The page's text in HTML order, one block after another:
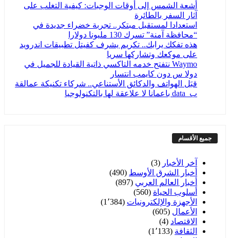
أشعة الشمس إلى أوقات الوجبات: كيفية التغلب على
آثار السفر بالطائرة
استعدادا لمستقبل مبتكر.. تجربة خضراء جديدة في
“محافظة آمنة” تسرك 130 مليونا دولارا
هذه تفكك يرابك.. تكريم يشرف كفيتل تطبيقات اندرويد
على موكعك وتشاركها سريا
Waymo​ نتفتح خدمه التاكسي ذاتية القيادة للجميل في
دولا س دون كايمب انتسار
قبَل الهواتف والدكائق الأستناعي.. شركاء تكنيكة عمالقة
ب_data باعمانا لا علاعقة لها بالتكنولوجيا
جميع الأقسام
آخر الأخبار(3)
أخبار الشرق الأوسط(490)
أخبار العالم العربي (897)
أسلوب الحياة(560)
الأجهزة والإلكترونيات(1٬384)
الأعمال (605)
الاقتصاد(4)
الثقافة(1٬133)